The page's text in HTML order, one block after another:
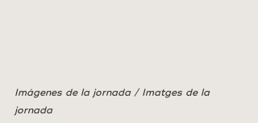
Imágenes de la jornada / Imatges de la
jornada